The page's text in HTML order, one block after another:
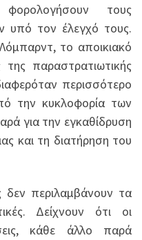
τους
υπό τον έλεγχό τους.
το αποικιακό
παραστρατιωτικής
περισσότερο
την κυκλοφορία των
για την εγκαθίδρυση
και τη διατήρηση του
δεν περιλαμβάνουν τα
Δείχνουν ότι οι
κάθε άλλο παρά